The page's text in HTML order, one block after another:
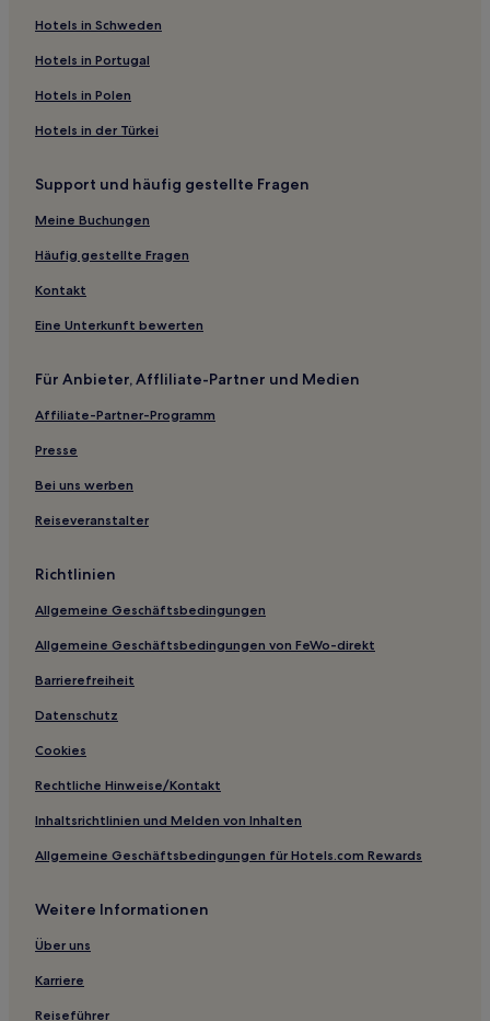
Hotels in Schweden
Hotels in Portugal
Hotels in Polen
Hotels in der Türkei
Support und häufig gestellte Fragen
Meine Buchungen
Häufig gestellte Fragen
Kontakt
Eine Unterkunft bewerten
Für Anbieter, Affliliate-Partner und Medien
Affiliate-Partner-Programm
Presse
Bei uns werben
Reiseveranstalter
Richtlinien
Allgemeine Geschäftsbedingungen
Allgemeine Geschäftsbedingungen von FeWo-direkt
Barrierefreiheit
Datenschutz
Cookies
Rechtliche Hinweise/Kontakt
Inhaltsrichtlinien und Melden von Inhalten
Allgemeine Geschäftsbedingungen für Hotels.com Rewards
Weitere Informationen
Über uns
Karriere
Reiseführer